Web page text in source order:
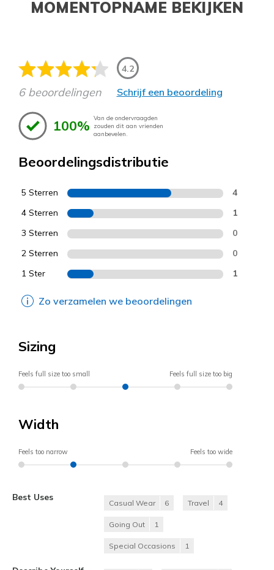
MOMENTOPNAME BEKIJKEN
4.2
6 beoordelingen Schrijf een beoordeling
100% Van de ondervraagden
zouden dit aan vrienden
aanbevelen.
Beoordelingsdistributie
5 Sterren 4
4 Sterren 1
3 Sterren 0
2 Sterren 0
1 Ster 1
Zo verzamelen we beoordelingen
Sizing
Feels full size too small Feels full size too big
Width
Feels too narrow Feels too wide
Best Uses
Casual Wear 6 Travel 4
Going Out 1
Special Occasions 1